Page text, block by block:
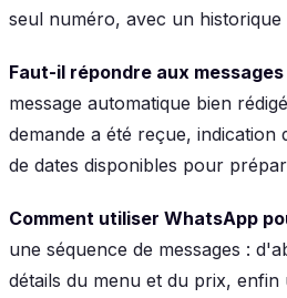
seul numéro, avec un
Faut-il répondre aux
message automatique bien
demande a été reçue,
de dates disponibles pour
Comment utiliser WhatsApp
une séquence de messages :
détails du menu et du prix,